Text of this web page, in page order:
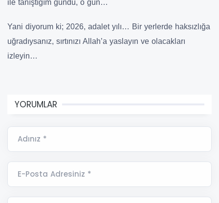
ile tanıştığım gündü, o gün…
Yani diyorum ki; 2026, adalet yılı… Bir yerlerde haksızlığa
uğradıysanız, sırtınızı Allah’a yaslayın ve olacakları
izleyin…
YORUMLAR
Adınız *
E-Posta Adresiniz *